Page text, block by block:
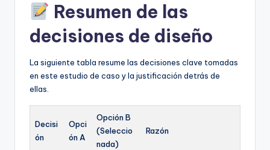
Resumen de las
decisiones de diseño
La siguiente tabla resume las decisiones clave tomadas
en este estudio de caso y la justificación detrás de
ellas.
Decisi
ón
Opci
ón A
Opción B
(Seleccio
nada)
Razón